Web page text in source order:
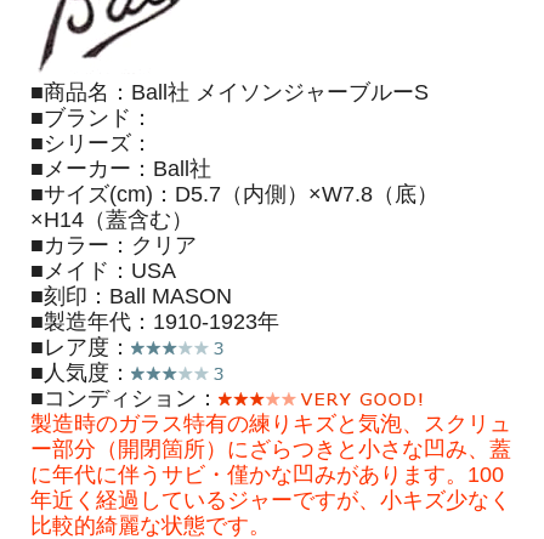
■商品名：Ball社 メイソンジャーブルーS
■ブランド：
■シリーズ：
■メーカー：Ball社
■サイズ(cm)：D5.7（内側）×W7.8（底）
×H14（蓋含む）
■カラー：クリア
■メイド：USA
■刻印：Ball MASON
■製造年代：1910-1923年
■レア度：
■人気度：
■コンディション：
製造時のガラス特有の練りキズと気泡、スクリュ
ー部分（開閉箇所）にざらつきと小さな凹み、蓋
に年代に伴うサビ・僅かな凹みがあります。100
年近く経過しているジャーですが、小キズ少なく
比較的綺麗な状態です。